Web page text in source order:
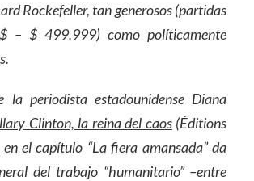
Rockefeller, tan generosos (partidas
– $ 499.999) como políticamente
periodista estadounidense Diana
Clinton, la reina del caos(Éditions
el capítulo “La fiera amansada” da
del trabajo “humanitario” –entre